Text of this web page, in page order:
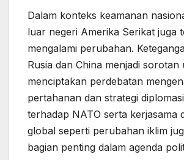
Dalam konteks keamanan
luar negeri Amerika Serikat juga
mengalami perubahan.
Rusia dan China menjadi sorotan
menciptakan perdebatan
pertahanan dan strategi
terhadap NATO serta kerjasama
global seperti perubahan iklim
bagian penting dalam agenda